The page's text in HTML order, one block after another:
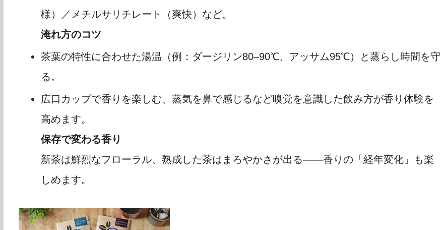
様）／メチルサリチレート（爽快）など。
淹れ方のコツ
茶葉の特性に合わせた湯温（例：ダージリン80–90℃、アッサム95℃）と蒸らし時間を守
る。
広口カップで香りを楽しむ、蒸気を鼻で感じるなど嗅覚を意識した飲み方が香り体験を
高めます。
保存で変わる香り
新茶は鮮烈なフローラル、熟成した茶はまろやかさが出る――香りの「経年変化」も楽
しめます。